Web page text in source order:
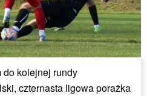
do kolejnej rundy
czternasta ligowa porażka